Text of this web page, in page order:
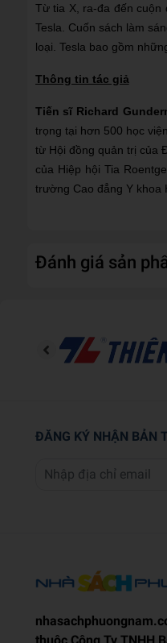
Từ tia X, ra-đa đến cuộn
Tesla. Cuốn sách làm
loại. Tesla bao gồm
Thông tin tác giả
Tiến sĩ Richard
trọng tại hơn 500 học
từ Hội đồng quản trị của
của Hiệp hội Tia
trường Cao đẳng Y khoa
Đánh giá sản
ĐĂNG KÝ NHẬN BẢN